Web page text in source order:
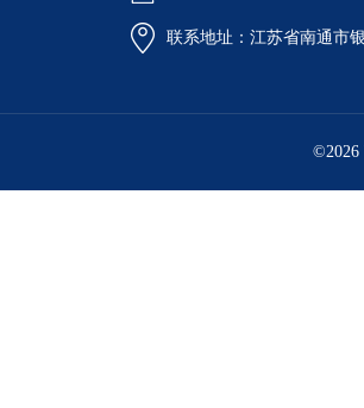
联系地址：江苏省南通市
©2026